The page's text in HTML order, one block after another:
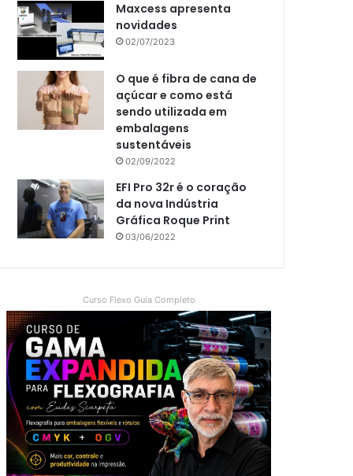
Maxcess apresenta
novidades
02/07/2023
O que é fibra de cana de
açúcar e como está
sendo utilizada em
embalagens
sustentáveis
02/09/2022
EFI Pro 32r é o coração
da nova Indústria
Gráfica Roque Print
03/06/2022
Curso Flexo Guia Completo